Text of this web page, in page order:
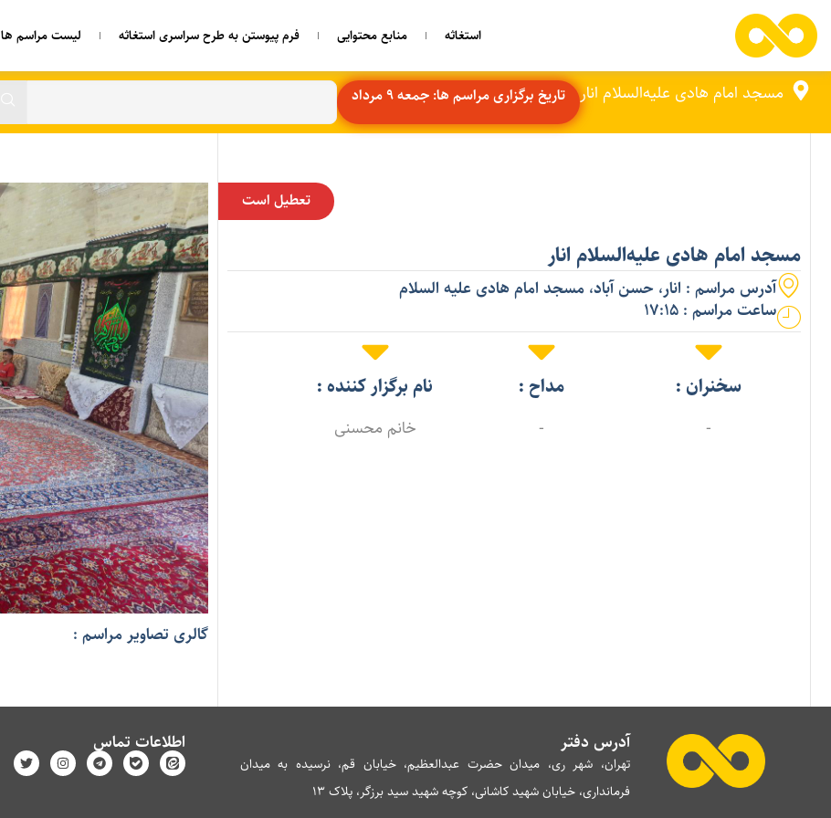
استغاثه منابع محتوایی فرم پیوستن به طرح سراسری استغاثه لیست مراسم ها
مسجد امام هادی علیه‌السلام انار تاریخ برگزاری مراسم ها: جمعه 9 مرداد
تعطیل است
مسجد امام هادی علیه‌السلام انار
آدرس مراسم : انار، حسن آباد، مسجد امام هادی علیه السلام
ساعت مراسم : 17:15
سخنران :
-
مداح :
-
نام برگزار کننده :
خانم محسنی
گالری تصاویر مراسم :
آدرس دفتر
تهران، شهر ری، میدان حضرت عبدالعظیم، خیابان قم، نرسیده به میدان
فرمانداری، خیابان شهید کاشانی، کوچه شهید سید برزگر، پلاک 13
اطلاعات تماس